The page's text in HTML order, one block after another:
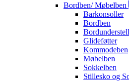
Bordben/ Møbelben
Barkonsoller
Bordben
Bordunderstell
Glideføtter
Kommodeben
Møbelben
Sokkelben
Stillesko og